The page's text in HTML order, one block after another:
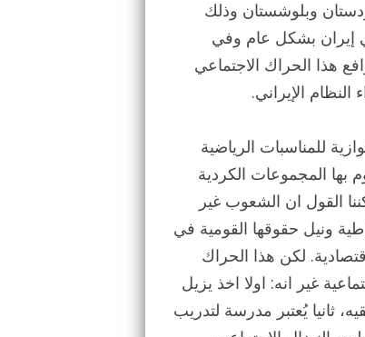
وبلوشستان وذلك
إيران بشكل عام وفي
هذا الحراك الاجتماعي
الإيراني.
للمناسبات الرياضية
بها المجموعات الكردية
القول ان الشعوب غير
ونيل حقوقها القومية في
لكن هذا الحراك
غير انه: اولا اخذ يزيل
ثانيا يُعتبر مدرسة لتدريب